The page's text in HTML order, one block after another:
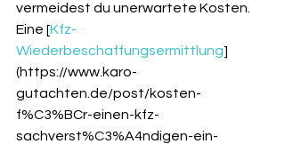
vermeidest du unerwartete Kosten.
Eine [Kfz-
Wiederbeschaffungsermittlung]
(https://www.karo-
gutachten.de/post/kosten-
f%C3%BCr-einen-kfz-
sachverst%C3%A4ndigen-ein-